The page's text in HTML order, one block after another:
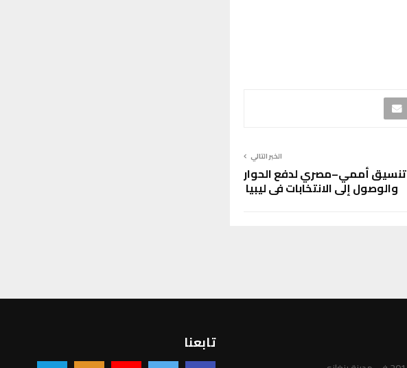
الخبر التالي
تنسيق أممي–مصري لدفع الحوار
والوصول إلى الانتخابات في ليبيا
تابعنا